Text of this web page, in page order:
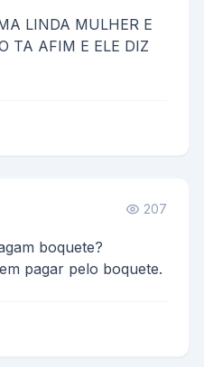
LINDA MULHER E
TA AFIM E ELE DIZ
207
boquete?
pagar pelo boquete.